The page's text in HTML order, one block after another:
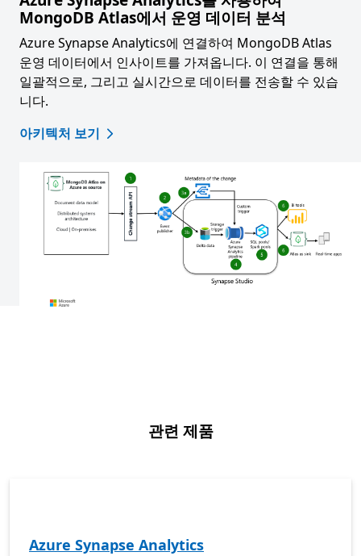
MongoDB Atlas에서 운영 데이터 분석
Azure Synapse Analytics에 연결하여 MongoDB Atlas
운영 데이터에서 인사이트를 가져옵니다. 이 연결을 통해
일괄적으로, 그리고 실시간으로 데이터를 전송할 수 있습
니다.
아키텍처 보기
관련 제품
Azure Synapse Analytics